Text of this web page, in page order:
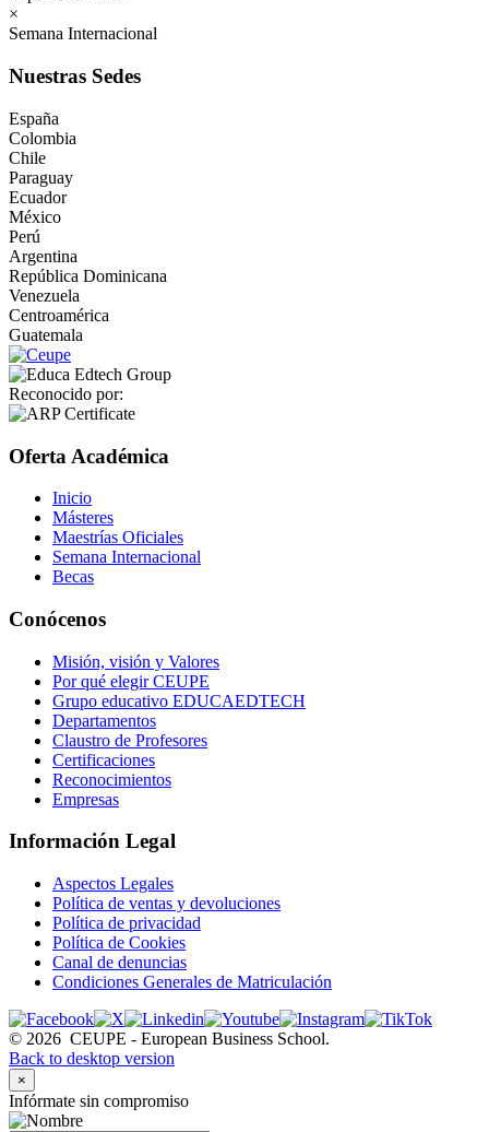
×
Semana Internacional
Nuestras Sedes
España
Colombia
Chile
Paraguay
Ecuador
México
Perú
Argentina
República Dominicana
Venezuela
Centroamérica
Guatemala
Reconocido por:
Oferta Académica
Inicio
Másteres
Maestrías Oficiales
Semana Internacional
Becas
Conócenos
Misión, visión y Valores
Por qué elegir CEUPE
Grupo educativo EDUCAEDTECH
Departamentos
Claustro de Profesores
Certificaciones
Reconocimientos
Empresas
Información Legal
Aspectos Legales
Política de ventas y devoluciones
Política de privacidad
Política de Cookies
Canal de denuncias
Condiciones Generales de Matriculación
© 2026 CEUPE - European Business School.
Back to desktop version
×
Infórmate sin compromiso